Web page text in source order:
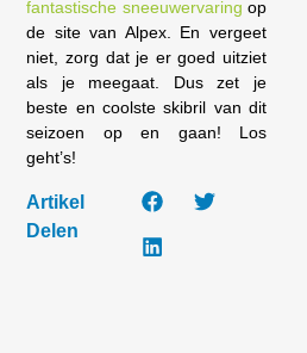
fantastische sneeuwervaring op
de site van Alpex. En vergeet
niet, zorg dat je er goed uitziet
als je meegaat. Dus zet je
beste en coolste skibril van dit
seizoen op en gaan! Los
geht’s!
Artikel
Delen